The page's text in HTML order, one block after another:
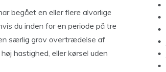
begået en eller flere alvorlige
du inden for en periode på tre
særlig grov overtrædelse af
hastighed, eller kørsel uden